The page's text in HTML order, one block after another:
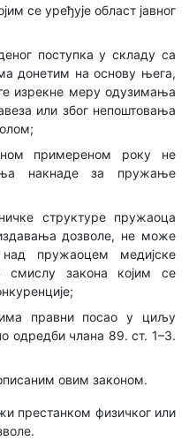
се уређује област јавног
поступка у складу са
донетим на основу њега,
изрекне меру одузимања
или због непоштовања
примереном року не
накнаде за пружање
структуре пружаоца
дозволе, не може
пружаоцем медијске
смислу закона којим се
правни посао у циљу
одредби члана 89. ст. 1–3.
овим законом.
престанком физичког или